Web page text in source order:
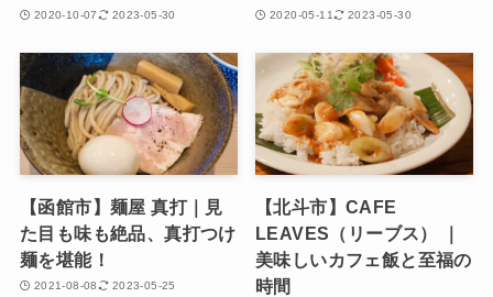
2020-10-07 2023-05-30 2020-05-11 2023-05-30
【函館市】麺屋 真打｜見
た目も味も絶品、真打つけ
麺を堪能！
2021-08-08 2023-05-25
【北斗市】CAFE
LEAVES（リーブス） ｜
美味しいカフェ飯と至福の
時間